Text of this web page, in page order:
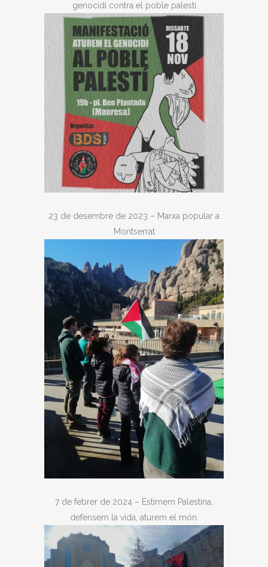
genocidi contra el poble palestí
23 de desembre de 2023 – Marxa popular a
Montserrat
7 de febrer de 2024 – Estimem Palestina,
defensem la vida, aturem el món.